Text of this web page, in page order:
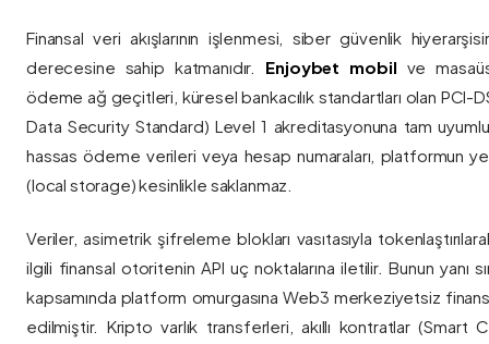
Finansal veri akışlarının işlenmesi, siber güvenlik
derecesine sahip katmanıdır. Enjoybet mobil ve
ödeme ağ geçitleri, küresel bankacılık standartları olan PCI-
Data Security Standard) Level 1 akreditasyonuna tam
hassas ödeme verileri veya hesap numaraları, platformun
(local storage) kesinlikle saklanmaz.
Veriler, asimetrik şifreleme blokları vasıtasıyla
ilgili finansal otoritenin API uç noktalarına iletilir. Bunun yanı
kapsamında platform omurgasına Web3 merkeziyetsiz
edilmiştir. Kripto varlık transferleri, akıllı kontratlar (Smart